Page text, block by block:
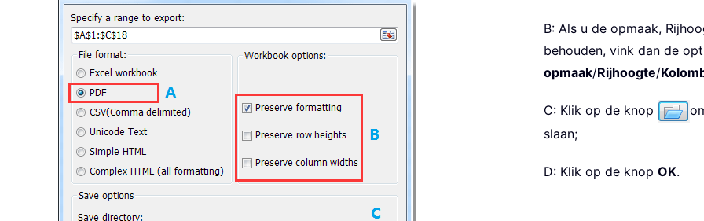
B: Als u de opmaak,
behouden, vink dan de
opmaak/Rijhoogte/
C: Klik op de knop
slaan;
D: Klik op de knop OK.